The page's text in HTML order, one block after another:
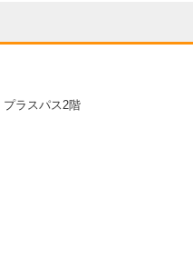
ラスパス2階